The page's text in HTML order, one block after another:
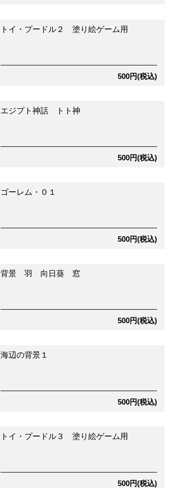
トイ・プードル２ 塗り絵ゲーム用
500円(税込)
エジプト神話 トト神
500円(税込)
ゴーレム・０１
500円(税込)
背景 羽 向日葵 窓
500円(税込)
海辺の背景１
500円(税込)
トイ・プードル３ 塗り絵ゲーム用
500円(税込)